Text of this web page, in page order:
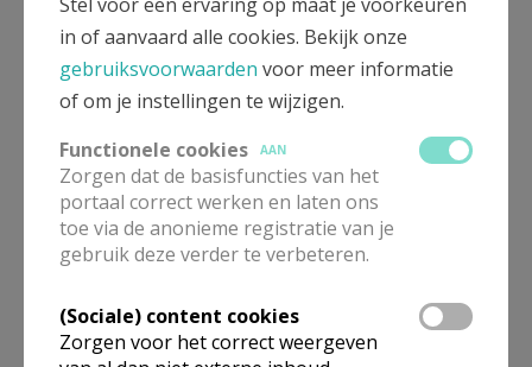
Frans Oomsplein 9, 2940 Hoevenen
in of aanvaard alle cookies. Bekijk onze
gebruiksvoorwaarden voor meer informatie
of om je instellingen te wijzigen.
Functionele cookies
AAN
Zorgen dat de basisfuncties van het
portaal correct werken en laten ons
toe via de anonieme registratie van je
gebruik deze verder te verbeteren.
(Sociale) content cookies
Zorgen voor het correct weergeven